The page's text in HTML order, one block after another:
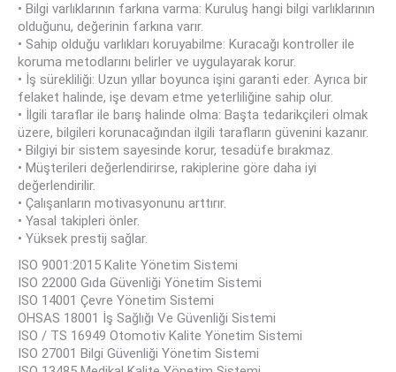
• Bilgi varlıklarının farkına varma: Kuruluş hangi bilgi varlıklarının
olduğunu, değerinin farkına varır.
• Sahip olduğu varlıkları koruyabilme: Kuracağı kontroller ile
koruma metodlarını belirler ve uygulayarak korur.
• İş sürekliliği: Uzun yıllar boyunca işini garanti eder. Ayrıca bir
felaket halinde, işe devam etme yeterliliğine sahip olur.
• İlgili taraflar ile barış halinde olma: Başta tedarikçileri olmak
üzere, bilgileri korunacağından ilgili tarafların güvenini kazanır.
• Bilgiyi bir sistem sayesinde korur, tesadüfe bırakmaz.
• Müşterileri değerlendirirse, rakiplerine göre daha iyi
değerlendirilir.
• Çalışanların motivasyonunu arttırır.
• Yasal takipleri önler.
• Yüksek prestij sağlar.
ISO 9001:2015 Kalite Yönetim Sistemi
ISO 22000 Gıda Güvenliği Yönetim Sistemi
ISO 14001 Çevre Yönetim Sistemi
OHSAS 18001 İş Sağlığı Ve Güvenliği Sistemi
ISO / TS 16949 Otomotiv Kalite Yönetim Sistemi
ISO 27001 Bilgi Güvenliği Yönetim Sistemi